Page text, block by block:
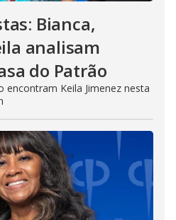
Bianca,
analisam
do Patrão
Keila Jimenez nesta